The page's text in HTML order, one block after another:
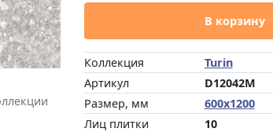
В корзину
Коллекция
Turin
Артикул
D12042M
Размер, мм
600x1200
Лиц плитки
10